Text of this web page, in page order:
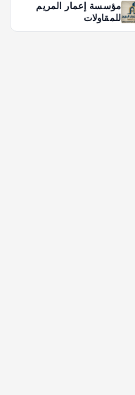
مؤسسة إعمار المريم
للمقاولات